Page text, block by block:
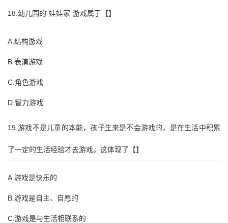
18.幼儿园的“娃娃家”游戏属于【】
A.结构游戏
B.表演游戏
C.角色游戏
D.智力游戏
19.游戏不是儿童的本能，孩子生来是不会游戏的，是在生活中积累
了一定的生活经验才去游戏。这体现了【】
A.游戏是快乐的
B.游戏是自主、自愿的
C.游戏是与生活相联系的